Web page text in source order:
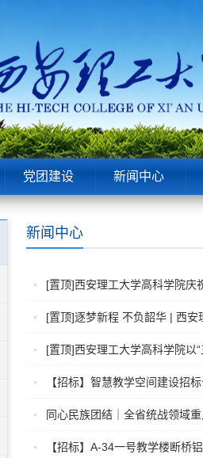
党团建设 新闻中心
新闻中心
[置顶]西安理工大学高科学院庆
[置顶]逐梦新程 不负韶华 | 西
[置顶]西安理工大学高科学院以
【招标】智慧教学空间建设招
同心民族团结｜全省统战领域
【招标】A-34一号教学楼断桥